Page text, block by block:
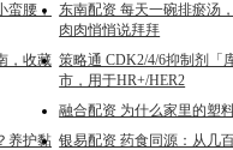
蛮腰，
东南配资 每天一碗排瘀汤
肉肉悄悄说拜拜
，收藏 策略通 CDK2/4/6抑制剂「
市，用于HR+/HER2
融合配资 为什么家里的塑
养护黏 银易配资 药食同源：从几